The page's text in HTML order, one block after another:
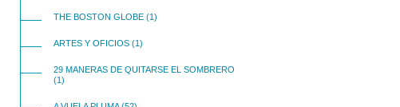
THE BOSTON GLOBE (1)
ARTES Y OFICIOS (1)
29 MANERAS DE QUITARSE EL SOMBRERO
(1)